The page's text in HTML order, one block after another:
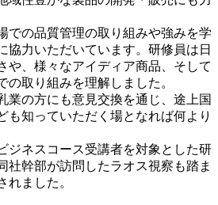
での品質管理の取り組みや強みを学
協力いただいています。研修員は日
や、様々なアイディア商品、そして
の取り組みを理解しました。
業の方にも意見交換を通じ、途上国
も知っていただく場となれば何より
ジネスコース受講者を対象とした研
社幹部が訪問したラオス視察も踏ま
れました。